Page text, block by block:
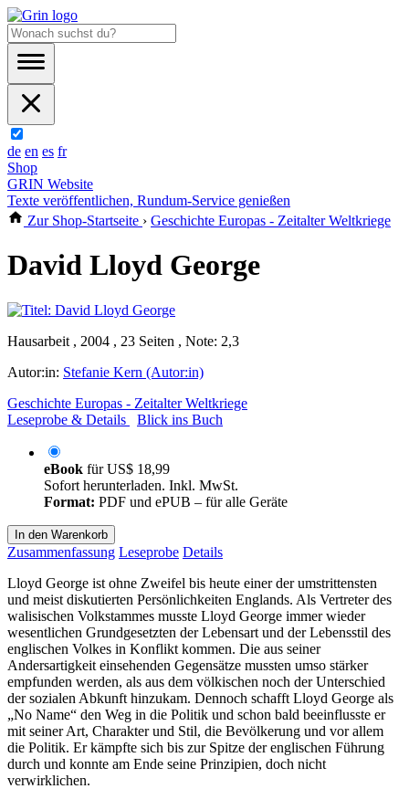
de en es fr
Shop
GRIN Website
Texte veröffentlichen, Rundum-Service genießen
Zur Shop-Startseite › Geschichte Europas - Zeitalter Weltkriege
David Lloyd George
Hausarbeit , 2004 , 23 Seiten , Note: 2,3
Autor:in: Stefanie Kern (Autor:in)
Geschichte Europas - Zeitalter Weltkriege
Leseprobe & Details
Blick ins Buch
eBook fürUS$ 18,99
Sofort herunterladen. Inkl. MwSt.
Format: PDF und ePUB – für alle Geräte
In den Warenkorb
Zusammenfassung Leseprobe Details
Lloyd George ist ohne Zweifel bis heute einer der umstrittensten
und meist diskutierten Persönlichkeiten Englands. Als Vertreter des
walisischen Volkstammes musste Lloyd George immer wieder
wesentlichen Grundgesetzten der Lebensart und der Lebensstil des
englischen Volkes in Konflikt kommen. Die aus seiner
Andersartigkeit einsehenden Gegensätze mussten umso stärker
empfunden werden, als aus dem völkischen noch der Unterschied
der sozialen Abkunft hinzukam. Dennoch schafft Lloyd George als
„No Name“ den Weg in die Politik und schon bald beeinflusste er
mit seiner Art, Charakter und Stil, die Bevölkerung und vor allem
die Politik. Er kämpfte sich bis zur Spitze der englischen Führung
durch und konnte am Ende seine Prinzipien, doch nicht
verwirklichen.